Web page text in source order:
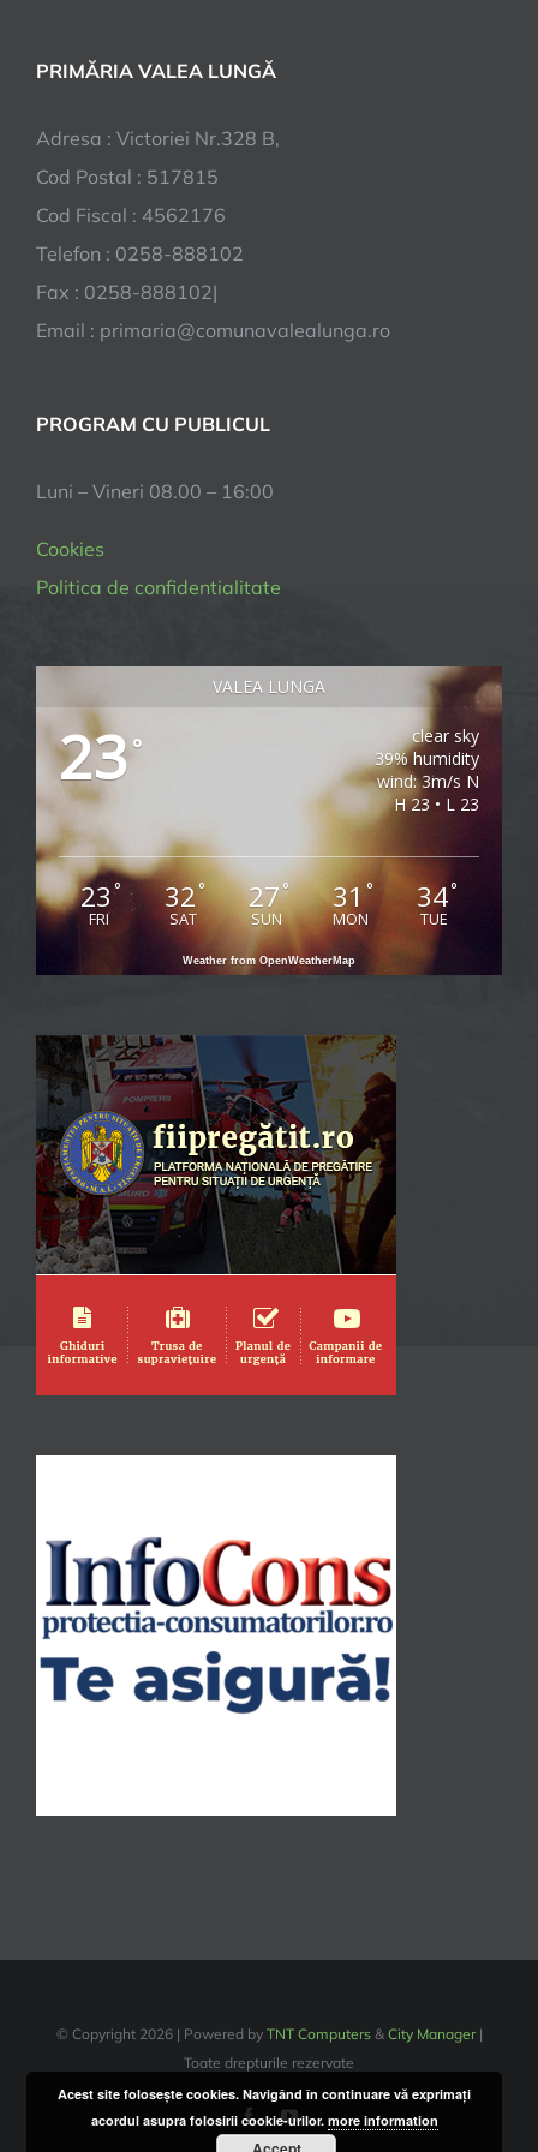
PRIMĂRIA VALEA LUNGĂ
Adresa : Victoriei Nr.328 B,
Cod Postal : 517815
Cod Fiscal : 4562176
Telefon : 0258-888102
Fax : 0258-888102|
Email : primaria@comunavalealunga.ro
PROGRAM CU PUBLICUL
Luni – Vineri 08.00 – 16:00
Cookies
Politica de confidentialitate
VALEA LUNGA
23°
clear sky
39% humidity
wind: 3m/s N
H 23 • L 23
23 °
FRI
32°
SAT
27°
SUN
31°
MON
34°
TUE
Weather from OpenWeatherMap
© Copyright 2026 | Powered by TNT Computers& City Manager|
Toate drepturile rezervate
FacebookYouTube
Acest site foloseşte cookies. Navigând în continuare vă exprimaţi
acordul asupra folosirii cookie-urilor. more information